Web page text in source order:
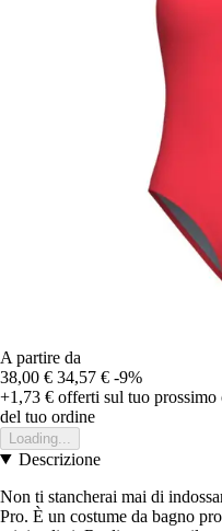
A partire da
38,00 € 34,57 € -9%
+1,73 € offerti sul tuo prossimo
del tuo ordine
Loading...
Descrizione
Non ti stancherai mai di
Pro. È un costume da bagno